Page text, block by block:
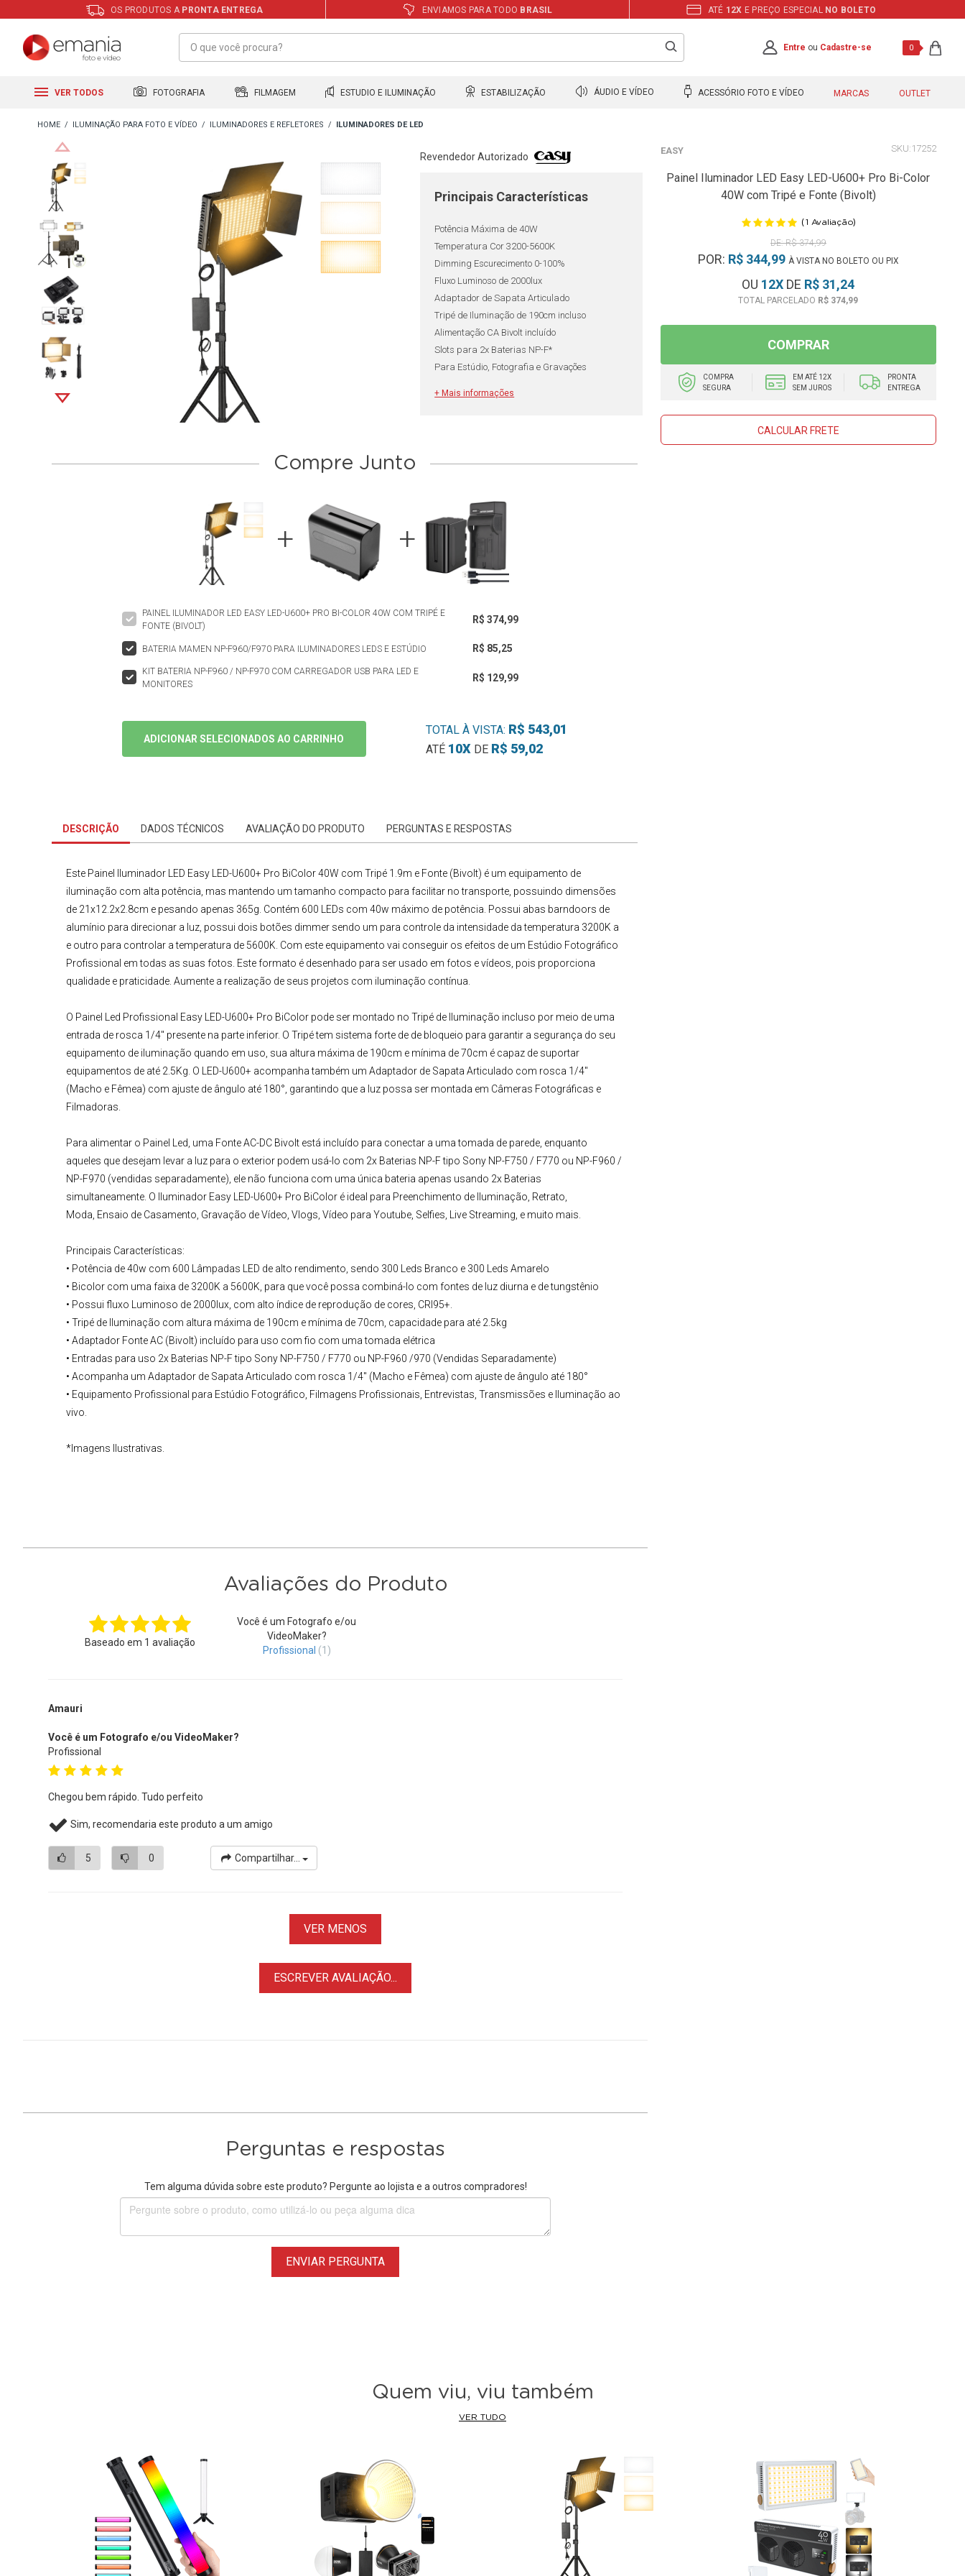
OS PRODUTOS A PRONTA ENTREGA ENVIAMOS PARA TODO BRASIL ATÉ 12X E PREÇO ESPECIAL NO BOLETO
Entre ou Cadastre-se 0
VER TODOS FOTOGRAFIA FILMAGEM ESTUDIO E ILUMINAÇÃO ESTABILIZAÇÃO ÁUDIO E VÍDEO ACESSÓRIO FOTO E VÍDEO MARCAS OUTLET
ILUMINAÇÃO PARA FOTO E VÍDEO ILUMINADORES E REFLETORES ILUMINADORES DE LED
Revendedor Autorizado
Principais Características
Potência Máxima de 40W
Temperatura Cor 3200-5600K
Dimming Escurecimento 0-100%
Fluxo Luminoso de 2000lux
Adaptador de Sapata Articulado
Tripé de Iluminação de 190cm incluso
Alimentação CA Bivolt incluído
Slots para 2x Baterias NP-F*
Para Estúdio, Fotografia e Gravações
+ Mais informações
EASY 17252
Painel Iluminador LED Easy LED-U600+ Pro Bi-Color
40W com Tripé e Fonte (Bivolt)
(1 Avaliação)
R$ 374,99
POR: R$ 344,99 À VISTA NO BOLETO OU PIX
OU 12X DE R$ 31,24
R$ 374,99
COMPRAR
COMPRA
SEGURA
EM ATÉ 12X
SEM JUROS
PRONTA
ENTREGA
CALCULAR FRETE
Compre Junto
PAINEL ILUMINADOR LED EASY LED-U600+ PRO BI-COLOR 40W COM TRIPÉ E
FONTE (BIVOLT)
R$ 374,99
BATERIA MAMEN NP-F960/F970 PARA ILUMINADORES LEDS E ESTÚDIO R$ 85,25
KIT BATERIA NP-F960 / NP-F970 COM CARREGADOR USB PARA LED E
MONITORES
R$ 129,99
ADICIONAR SELECIONADOS AO CARRINHO
TOTAL À VISTA: R$ 543,01
ATÉ 10X DE R$ 59,02
DESCRIÇÃO DADOS TÉCNICOS AVALIAÇÃO DO PRODUTO PERGUNTAS E RESPOSTAS
Este Painel Iluminador LED Easy LED-U600+ Pro BiColor 40W com Tripé 1.9m e Fonte (Bivolt) é um equipamento de
iluminação com alta potência, mas mantendo um tamanho compacto para facilitar no transporte, possuindo dimensões
de 21x12.2x2.8cm e pesando apenas 365g. Contém 600 LEDs com 40w máximo de potência. Possui abas barndoors de
alumínio para direcionar a luz, possui dois botões dimmer sendo um para controle da intensidade da temperatura 3200K a
e outro para controlar a temperatura de 5600K. Com este equipamento vai conseguir os efeitos de um Estúdio Fotográfico
Profissional em todas as suas fotos. Este formato é desenhado para ser usado em fotos e vídeos, pois proporciona
qualidade e praticidade. Aumente a realização de seus projetos com iluminação contínua.
O Painel Led Profissional Easy LED-U600+ Pro BiColor pode ser montado no Tripé de Iluminação incluso por meio de uma
entrada de rosca 1/4" presente na parte inferior. O Tripé tem sistema forte de de bloqueio para garantir a segurança do seu
equipamento de iluminação quando em uso, sua altura máxima de 190cm e mínima de 70cm é capaz de suportar
equipamentos de até 2.5Kg. O LED-U600+ acompanha também um Adaptador de Sapata Articulado com rosca 1/4"
(Macho e Fêmea) com ajuste de ângulo até 180°, garantindo que a luz possa ser montada em Câmeras Fotográficas e
Filmadoras.
Para alimentar o Painel Led, uma Fonte AC-DC Bivolt está incluído para conectar a uma tomada de parede, enquanto
aqueles que desejam levar a luz para o exterior podem usá-lo com 2x Baterias NP-F tipo Sony NP-F750 / F770 ou NP-F960 /
NP-F970 (vendidas separadamente), ele não funciona com uma única bateria apenas usando 2x Baterias
simultaneamente. O
Iluminador Easy LED-U600+ Pro BiColor é ideal para Preenchimento de Iluminação, Retrato,
Moda, Ensaio de Casamento, Gravação de Vídeo, Vlogs, Vídeo para Youtube, Selfies, Live Streaming, e muito mais.
Principais Características:
• Potência de 40w com 600 Lâmpadas LED de alto rendimento, sendo 300 Leds Branco e 300 Leds Amarelo
• Bicolor com uma faixa de 3200K a 5600K, para que você possa combiná-lo com fontes de luz diurna e de tungstênio
• Possui fluxo Luminoso de 2000lux, com alto índice de reprodução de cores, CRI95+.
• Tripé de Iluminação com altura máxima de 190cm e mínima de 70cm, capacidade para até 2.5kg
• Adaptador Fonte AC (Bivolt) incluído para uso com fio com uma tomada elétrica
• Entradas para uso 2x Baterias NP-F tipo Sony NP-F750 / F770 ou NP-F960 /970 (Vendidas Separadamente)
• Acompanha um Adaptador de Sapata Articulado com rosca 1/4" (Macho e Fêmea) com ajuste de ângulo até 180°
• Equipamento Profissional para Estúdio Fotográfico, Filmagens Profissionais, Entrevistas, Transmissões e Iluminação ao
vivo.
*Imagens Ilustrativas.
Avaliações do Produto
Baseado em 1 avaliação
Você é um Fotografo e/ou
VideoMaker?
Profissional (1)
Amauri
Você é um Fotografo e/ou VideoMaker?
Profissional
Chegou bem rápido. Tudo perfeito
Sim, recomendaria este produto a um amigo
5 0 Compartilhar...
VER MENOS
ESCREVER AVALIAÇÃO...
Perguntas e respostas
Tem alguma dúvida sobre este produto? Pergunte ao lojista e a outros compradores!
ENVIAR PERGUNTA
Quem viu, viu também
VER TUDO